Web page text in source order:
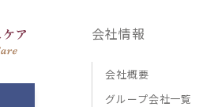
会社情報
会社概要
グループ会社一覧